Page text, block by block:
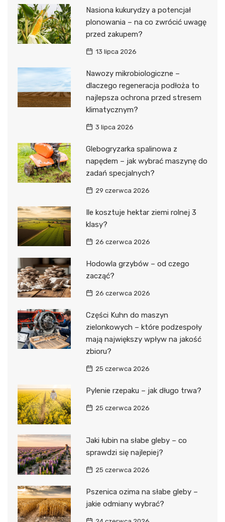
Nasiona kukurydzy a potencjał
plonowania – na co zwrócić uwagę
przed zakupem?
13 lipca 2026
Nawozy mikrobiologiczne –
dlaczego regeneracja podłoża to
najlepsza ochrona przed stresem
klimatycznym?
3 lipca 2026
Glebogryzarka spalinowa z
napędem – jak wybrać maszynę do
zadań specjalnych?
29 czerwca 2026
Ile kosztuje hektar ziemi rolnej 3
klasy?
26 czerwca 2026
Hodowla grzybów – od czego
zacząć?
26 czerwca 2026
Części Kuhn do maszyn
zielonkowych – które podzespoły
mają największy wpływ na jakość
zbioru?
25 czerwca 2026
Pylenie rzepaku – jak długo trwa?
25 czerwca 2026
Jaki łubin na słabe gleby – co
sprawdzi się najlepiej?
25 czerwca 2026
Pszenica ozima na słabe gleby –
jakie odmiany wybrać?